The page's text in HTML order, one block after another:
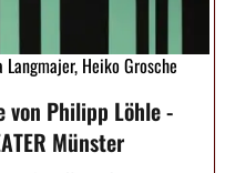
Langmajer, Heiko Grosche
von Philipp Löhle -
Münster